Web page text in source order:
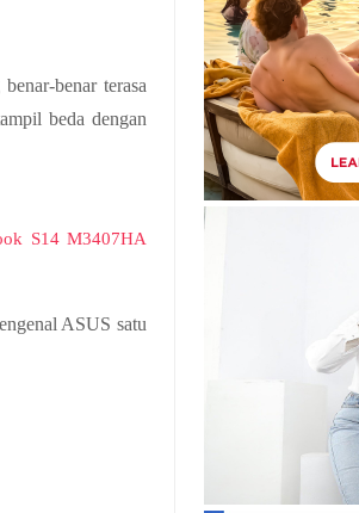
benar terasa
beda dengan
S14 M3407HA
ASUS satu